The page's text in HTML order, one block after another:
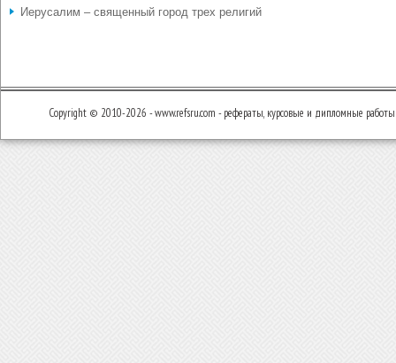
Иерусалим – священный город трех религий
Copyright © 2010-2026 - www.refsru.com - рефераты, курсовые и дипломные работы